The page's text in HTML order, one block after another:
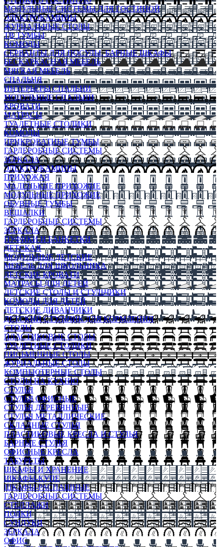
МОДУЛЬНЫЕ СИСТЕМЫ ДЛЯ ГОСТИНОЙ
ЭЛЕКТРОКАМИНЫ
ЖУРНАЛЬНЫЕ СТОЛЫ
ТВ ТУМБЫ
КОМОДЫ
СЕРВАНТЫ ДЛЯ ПОСУДЫ, БАРНЫЕ ШКАФЫ
БЕСКАРКАСНАЯ МЕБЕЛЬ
МЯГКАЯ МЕБЕЛЬ
СПАЛЬНЯ
ИНТЕРЬЕРЫ СПАЛЬНИ
МОДУЛЬНЫЕ СПАЛЬНИ
КРОВАТИ
МАТРАСЫ
ТУАЛЕТНЫЕ СТОЛИКИ
КОМОДЫ
ПРИКРОВАТНЫЕ ТУМБЫ
ГАРДЕРОБНЫЕ СИСТЕМЫ
ЗЕРКАЛА
ЭЛЕКТРОКАМИНЫ
ПРИХОЖАЯ
МАЛЕНЬКИЕ ПРИХОЖИЕ
МОДУЛЬНЫЕ ПРИХОЖИЕ
ОБУВНЫЕ ТУМБЫ
ВЕШАЛКИ
ГАРДЕРОБНЫЕ СИСТЕМЫ
ЗЕРКАЛА
ПУФИКИ И БАНКЕТКИ
ДЕТСКАЯ
МОДУЛЬНЫЕ ДЕТСКИЕ
МЕБЕЛЬ ДЛЯ ШКОЛЬНИКА
ДЕТСКИЕ КРОВАТИ
МАТРАСЫ ДЛЯ ДЕТЕЙ
ДЕТСКИЕ СТОЛЫ И СТУЛЬЧИКИ
КОМОДЫ ДЛЯ ДЕТЕЙ
ДЕТСКИЕ ДИВАНЧИКИ
ДЕТСКИЙ СТУЛЬЧИК ДЛЯ КОРМЛЕНИЯ
СТОЛЫ
ПЛАСТИКОВЫЕ СТОЛЫ
ТУАЛЕТНЫЕ СТОЛИКИ
ПИСЬМЕННЫЕ СТОЛЫ
ЖУРНАЛЬНЫЕ СТОЛЫ
КОМПЬЮТЕРНЫЕ СТОЛЫ
СТОЛЫ НА КУХНЮ
СТУЛЬЯ
СТУЛЬЯ ОФИСНЫЕ
СТУЛЬЯ ДЕРЕВЯННЫЕ
СТУЛЬЯ МЕТАЛЛИЧЕСКИЕ
СКЛАДНЫЕ СТУЛЬЯ
ПЛАСТИКОВЫЕ КРЕСЛА И СТУЛЬЯ
БАРНЫЕ СТУЛЬЯ
ОФИСНЫЕ КРЕСЛА
ТАБУРЕТЫ
ШКАФЫ И ХРАНЕНИЕ
ШКАФЫ-КУПЕ
ШКАФЫ-РАСПАШНЫЕ
ГАРДЕРОБНЫЕ СИСТЕМЫ
СТЕЛЛАЖИ
ПОЛКИ
СУНДУКИ
ЗЕРКАЛА
ОФИС